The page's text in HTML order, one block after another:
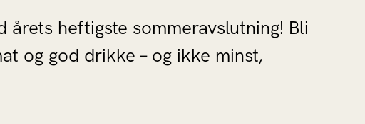
årets heftigste sommeravslutning! Bli
og god drikke – og ikke minst,